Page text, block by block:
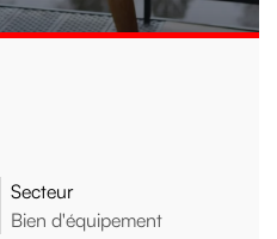
Secteur
Bien d'équipement